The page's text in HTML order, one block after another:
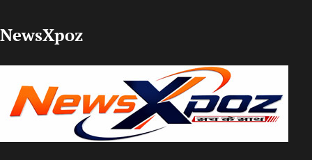
NewsXpoz